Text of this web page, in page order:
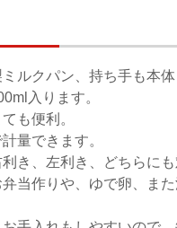
ルクパン、持ち手も本
入ります。
も便利。
量できます。
き、左利き、どちらにも
当作りや、ゆで卵、ま